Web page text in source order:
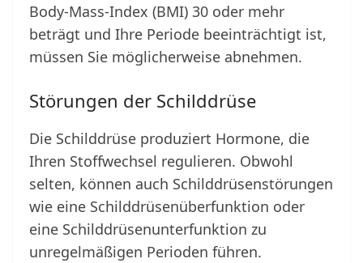
Body-Mass-Index (BMI) 30 oder mehr
beträgt und Ihre Periode beeinträchtigt ist,
müssen Sie möglicherweise abnehmen.
Störungen der Schilddrüse
Die Schilddrüse produziert Hormone, die
Ihren Stoffwechsel regulieren. Obwohl
selten, können auch Schilddrüsenstörungen
wie eine Schilddrüsenüberfunktion oder
eine Schilddrüsenunterfunktion zu
unregelmäßigen Perioden führen.